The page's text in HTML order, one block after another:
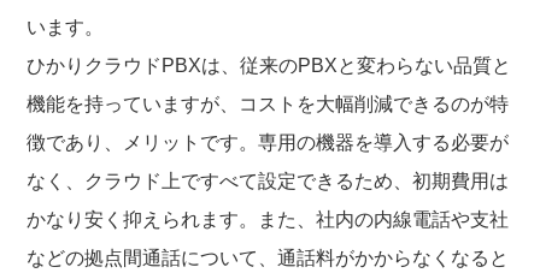
います。
ひかりクラウドPBXは、従来のPBXと変わらない品質と
機能を持っていますが、コストを大幅削減できるのが特
徴であり、メリットです。専用の機器を導入する必要が
なく、クラウド上ですべて設定できるため、初期費用は
かなり安く抑えられます。また、社内の内線電話や支社
などの拠点間通話について、通話料がかからなくなると